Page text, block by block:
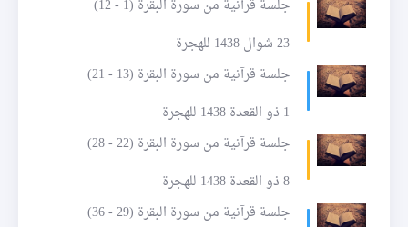
جلسة قرآنية من سورة البقرة (1 - 12)
23 شوال 1438 للهجرة
جلسة قرآنية من سورة البقرة (13 - 21)
1 ذو القعدة 1438 للهجرة
جلسة قرآنية من سورة البقرة (22 - 28)
8 ذو القعدة 1438 للهجرة
جلسة قرآنية من سورة البقرة (29 - 36)